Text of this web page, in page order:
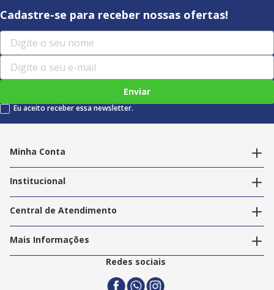
Cadastre-se para receber nossas ofertas!
Enviar
Eu aceito receber essa newsletter.
Minha Conta
Editar endereços
Institucional
Nossas Lojas
Trabalhe Conosco
Central de Atendimento
Política de Privacidade
Termos e Condições
Politica de Entrega
Mais Informações
2ª Via Nota Fiscal
Redes sociais